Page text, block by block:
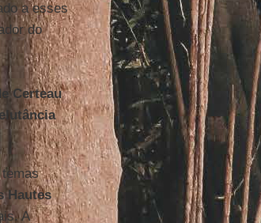
a esses
do
Certeau
Hautes
A